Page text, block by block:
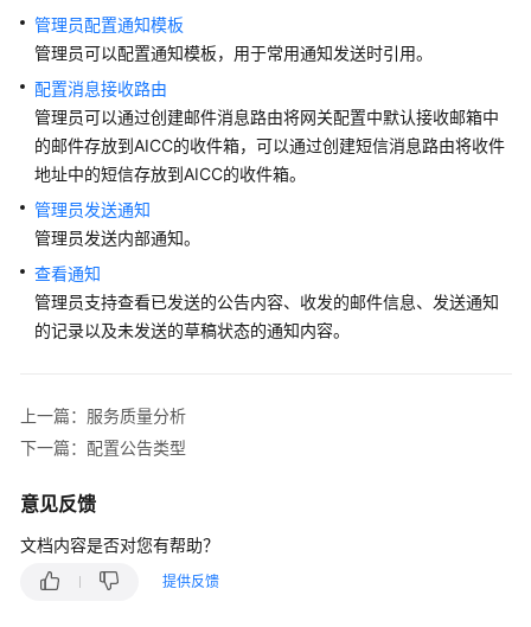
指
认
识
您
的
租
配
置
员
心
用
人
工
服
管理员配置通知模板
管理员可以配置通知模板，用于常用通知发送时引用。
配置消息接收路由
管理员可以通过创建邮件消息路由将网关配置中默认接收邮箱中
的邮件存放到AICC的收件箱，可以通过创建短信消息路由将收件
地址中的短信存放到AICC的收件箱。
管理员发送通知
管理员发送内部通知。
查看通知
管理员支持查看已发送的公告内容、收发的邮件信息、发送通知
的记录以及未发送的草稿状态的通知内容。
上一篇：服务质量分析
下一篇：配置公告类型
意见反馈
文档内容是否对您有帮助？
提供反馈